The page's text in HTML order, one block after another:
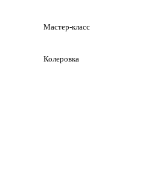
Мастер-класс
Колеровка